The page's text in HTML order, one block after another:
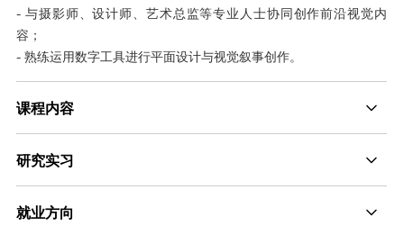
- 与摄影师、设计师、艺术总监等专业人士协同创作前沿视觉内
容；
- 熟练运用数字工具进行平面设计与视觉叙事创作。
课程内容
研究实习
就业方向